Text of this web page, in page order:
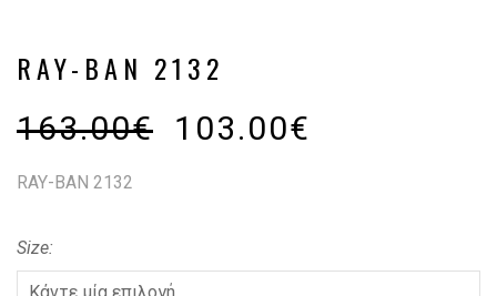
RAY-BAN 2132
163.00€ 103.00€
RAY-BAN 2132
Size